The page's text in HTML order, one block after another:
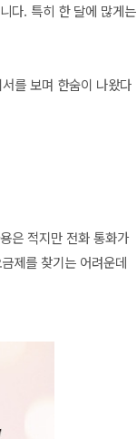
다. 특히 한 달에 많게는
를 보며 한숨이 나왔다
은 적지만 전화 통화가
제를 찾기는 어려운데